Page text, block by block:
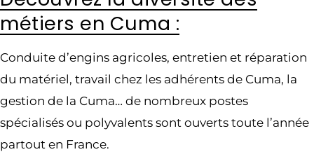
métiers en Cuma :
Conduite d’engins agricoles, entretien et réparation
du matériel, travail chez les adhérents de Cuma, la
gestion de la Cuma… de nombreux postes
spécialisés ou polyvalents sont ouverts toute l’année
partout en France.